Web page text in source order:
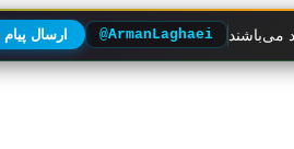
می‌باشند @ArmanLaghaei ارسال